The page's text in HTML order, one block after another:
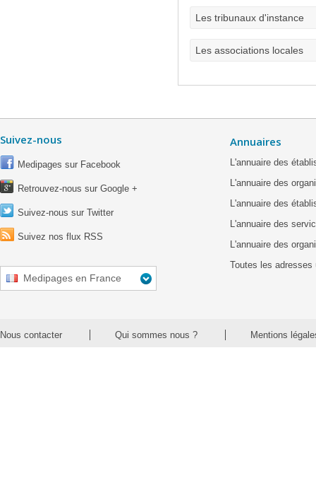
Les tribunaux d'instance
Les associations locales
Suivez-nous
Medipages sur Facebook
Retrouvez-nous sur Google +
Suivez-nous sur Twitter
Suivez nos flux RSS
Medipages en France
Annuaires
L'annuaire des
L'annuaire des
L'annuaire des
L'annuaire des
L'annuaire des
Toutes les adresses
Nous contacter Qui sommes nous ? Mentions